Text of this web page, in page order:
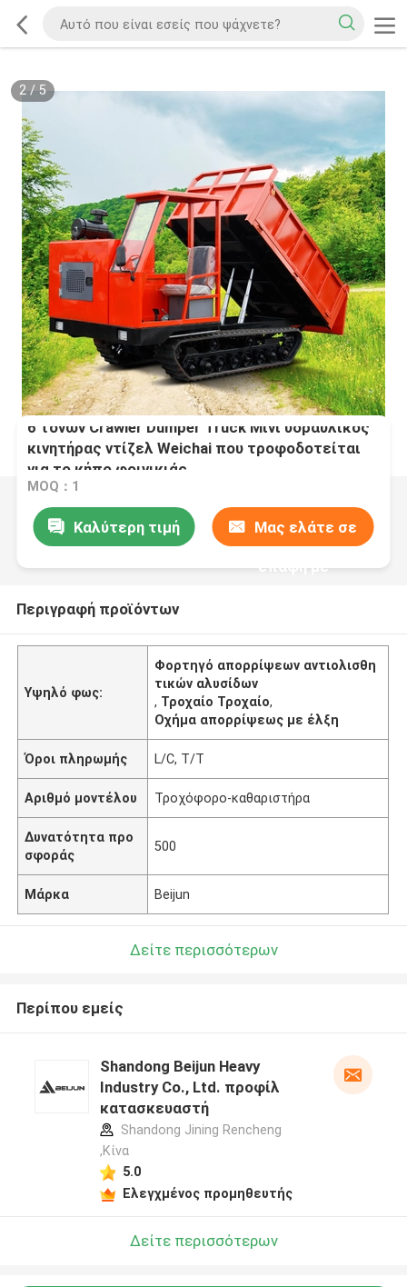
2/ 5
6 τόνων Crawler Dumper Truck Μίνι υδραυλικός
κινητήρας ντίζελ Weichai που τροφοδοτείται
για το κήπο φοινικιάς
MOQ：1
Καλύτερη τιμή Μας ελάτε σε
επαφή με
Περιγραφή προϊόντων
Υψηλό φως:
Φορτηγό απορρίψεων αντιολισθη
τικών αλυσίδων
, Τροχαίο Τροχαίο,
Οχήμα απορρίψεως με έλξη
Όροι πληρωμής L/C, T/T
Αριθμό μοντέλου Τροχόφορο-καθαριστήρα
Δυνατότητα προ
σφοράς
500
Μάρκα Beijun
Δείτε περισσότερων
Περίπου εμείς
Shandong Beijun Heavy
Industry Co., Ltd. προφίλ
κατασκευαστή
Shandong Jining Rencheng
,Κίνα
5.0
Ελεγχμένος προμηθευτής
Δείτε περισσότερων